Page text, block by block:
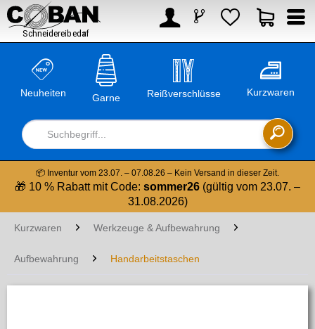
 

Neuheiten Garne

Reißverschlüsse Kurzwaren
📦 Inventur vom 23.07. – 07.08.26 – Kein Versand in dieser Zeit.
🎁 10 % Rabatt mit Code: sommer26 (gültig vom 23.07. –
31.08.2026)
Kurzwaren Werkzeuge & Aufbewahrung
Aufbewahrung Handarbeitstaschen